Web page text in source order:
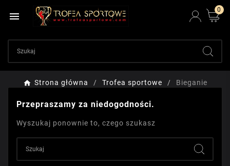

0
Strona główna Trofea sportowe Bieganie
Przepraszamy za niedogodności.
Wyszukaj ponownie to, czego szukasz